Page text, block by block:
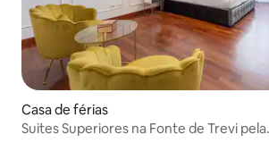
Casa de férias
Suites Superiores na Fonte de Trevi pela